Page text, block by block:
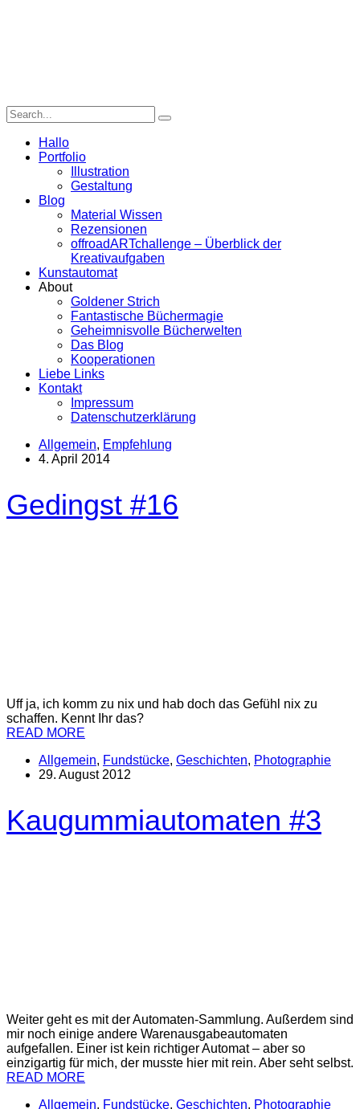
Hallo
Portfolio
Illustration
Gestaltung
Blog
Material Wissen
Rezensionen
offroadARTchallenge – Überblick der
Kreativaufgaben
Kunstautomat
About
Goldener Strich
Fantastische Büchermagie
Geheimnisvolle Bücherwelten
Das Blog
Kooperationen
Liebe Links
Kontakt
Impressum
Datenschutzerklärung
Allgemein, Empfehlung
4. April 2014
Gedingst #16
Uff ja, ich komm zu nix und hab doch das Gefühl nix zu
schaffen. Kennt Ihr das?
READ MORE
Allgemein, Fundstücke, Geschichten, Photographie
29. August 2012
Kaugummiautomaten #3
Weiter geht es mit der Automaten-Sammlung. Außerdem sind
mir noch einige andere Warenausgabeautomaten
aufgefallen. Einer ist kein richtiger Automat – aber so
einzigartig für mich, der musste hier mit rein. Aber seht selbst.
READ MORE
Allgemein, Fundstücke, Geschichten, Photographie